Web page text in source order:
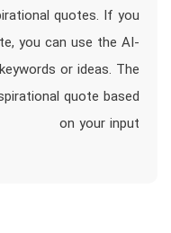
quotes. If you
you can use the AI-
or ideas. The
quote based
on your input